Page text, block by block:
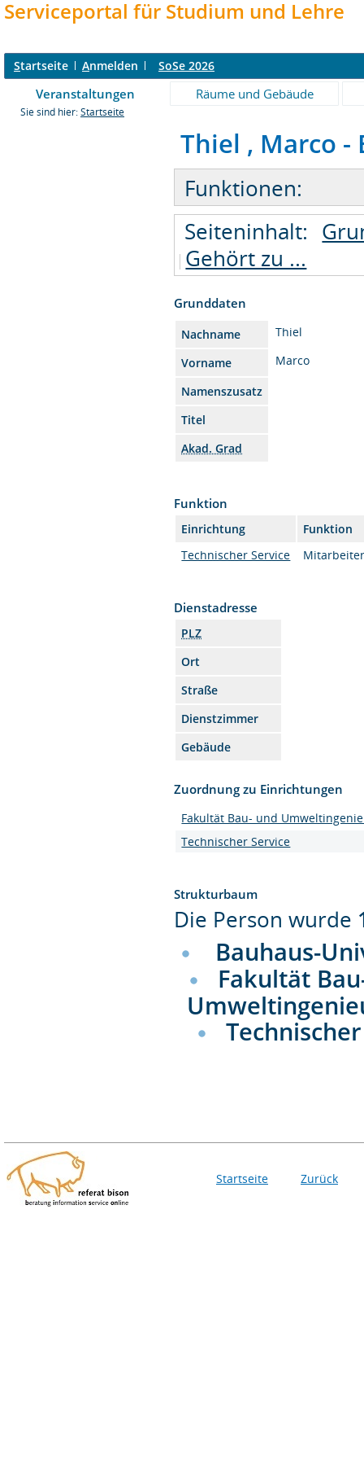
Serviceportal für Studium und Lehre
Startseite Anmelden SoSe 2026
Veranstaltungen Räume und Gebäude
Sie sind hier: Startseite
Thiel , Marco -
Funktionen:
Seiteninhalt:
Gehört zu ...
Grunddaten
Nachname
Thiel
Vorname
Marco
Namenszusatz
Titel
Akad. Grad
Funktion
Einrichtung
Funktion
Technischer Service
Dienstadresse
PLZ
Ort
Straße
Dienstzimmer
Gebäude
Zuordnung zu Einrichtungen
Fakultät Bau- und
Technischer Service
Strukturbaum
Die Person wurde
Bauhaus-
Fakultät
Startseite Zurück